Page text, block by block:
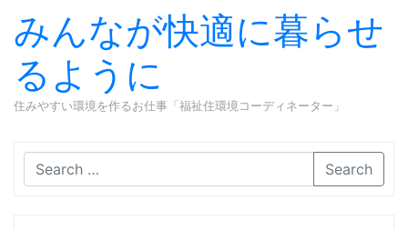
みんなが快適に暮らせ
るように
住みやすい環境を作るお仕事「福祉住環境コーディネーター」
Search